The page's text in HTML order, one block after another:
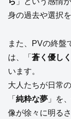
身の過去や選択
また、PVの終盤
は、「 蒼く優しく
います。
大人たちが日常
「 純粋な夢 」を
像が徐々に明る